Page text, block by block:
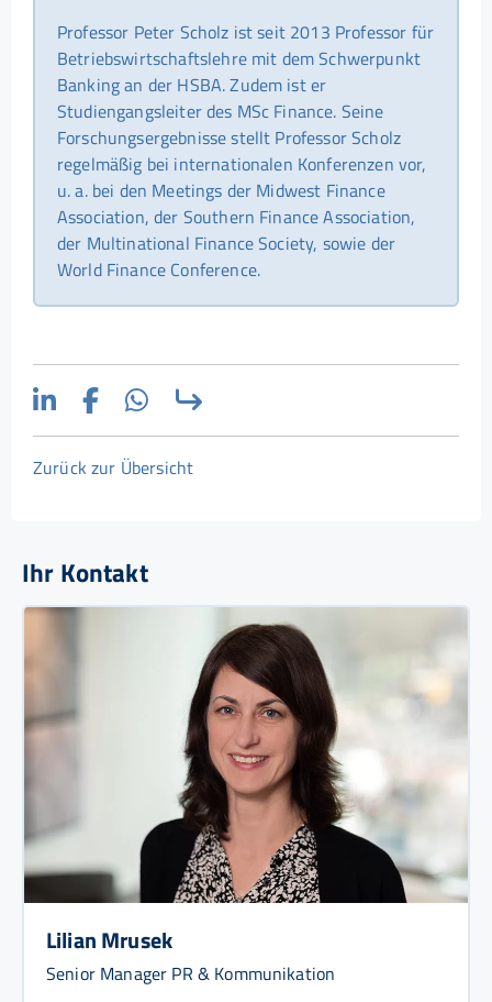
Professor Peter Scholz ist seit 2013 Professor für
Betriebswirtschaftslehre mit dem Schwerpunkt
Banking an der HSBA. Zudem ist er
Studiengangsleiter des MSc Finance. Seine
Forschungsergebnisse stellt Professor Scholz
regelmäßig bei internationalen Konferenzen vor,
u. a. bei den Meetings der Midwest Finance
Association, der Southern Finance Association,
der Multinational Finance Society, sowie der
World Finance Conference.
Zurück zur Übersicht
Ihr Kontakt
Lilian Mrusek
Senior Manager PR & Kommunikation